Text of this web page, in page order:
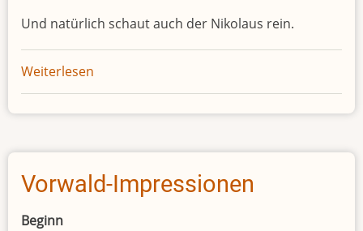
Und natürlich schaut auch der Nikolaus rein.
Weiterlesen
Adventscafé
Vorwald-Impressionen
Beginn